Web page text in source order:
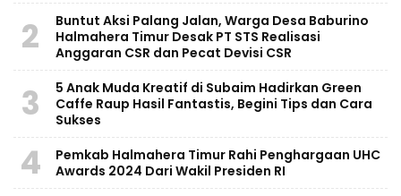
2
Buntut Aksi Palang Jalan, Warga Desa Baburino
Halmahera Timur Desak PT STS Realisasi
Anggaran CSR dan Pecat Devisi CSR
3
5 Anak Muda Kreatif di Subaim Hadirkan Green
Caffe Raup Hasil Fantastis, Begini Tips dan Cara
Sukses
4
Pemkab Halmahera Timur Rahi Penghargaan UHC
Awards 2024 Dari Wakil Presiden RI